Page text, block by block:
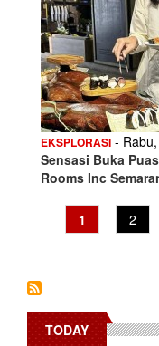
EKSPLORASI -
Sensasi Buka
Rooms Inc
PaginationCurrent
page
1 Page
2
TODAY